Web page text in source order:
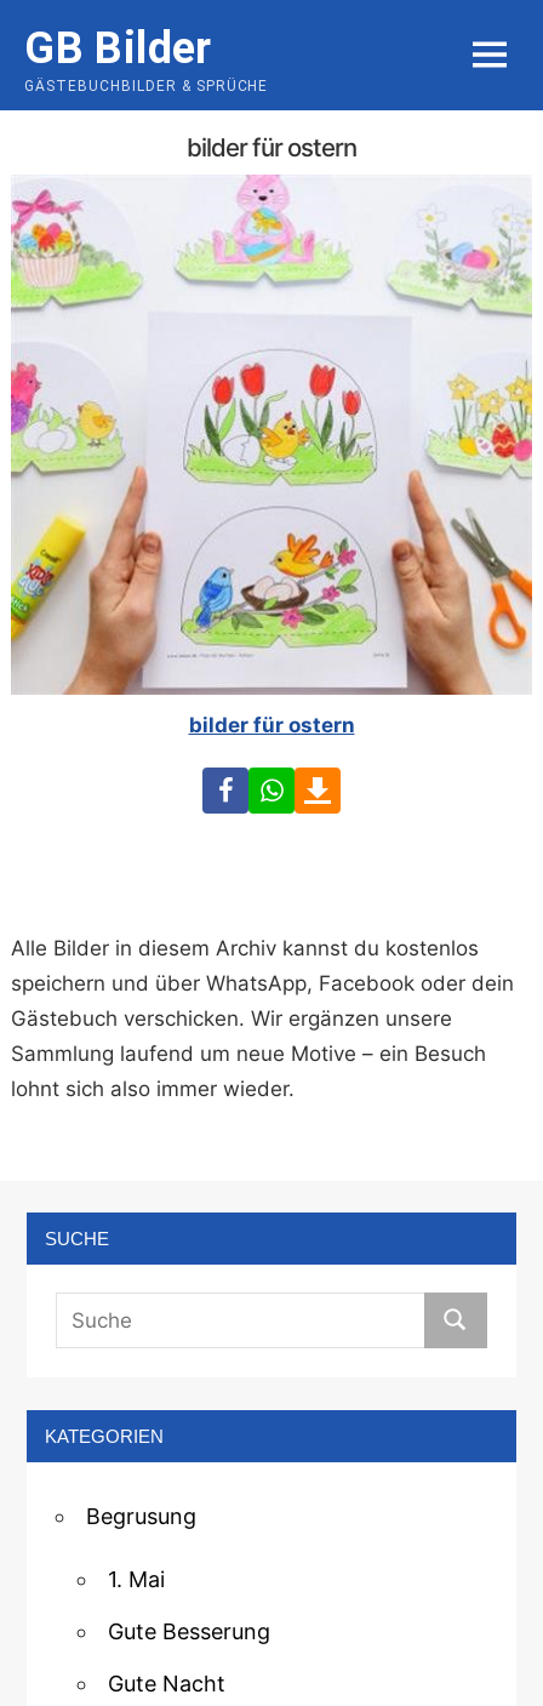
content
GB Bilder
GÄSTEBUCHBILDER & SPRÜCHE
MENU
bilder für ostern
bilder für ostern
FacebookWhatsApp
Alle Bilder in diesem Archiv kannst du kostenlos
speichern und über WhatsApp, Facebook oder dein
Gästebuch verschicken. Wir ergänzen unsere
Sammlung laufend um neue Motive – ein Besuch
lohnt sich also immer wieder.
SUCHE
KATEGORIEN
Begrusung
1. Mai
Gute Besserung
Gute Nacht